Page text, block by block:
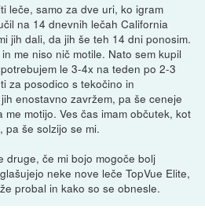
leče, samo za dve uri, ko igram
na 14 dnevnih lečah California
jih dali, da jih še teh 14 dni ponosim.
me niso nič motile. Nato sem kupil
le 3-4x na teden po 2-3
za posodico s tekočino in
enostavno zavržem, pa še ceneje
motijo. Ves čas imam občutek, kot
pa še solzijo se mi.
druge, če mi bojo mogoče bolj
neke nove leče TopVue Elite,
probal in kako so se obnesle.